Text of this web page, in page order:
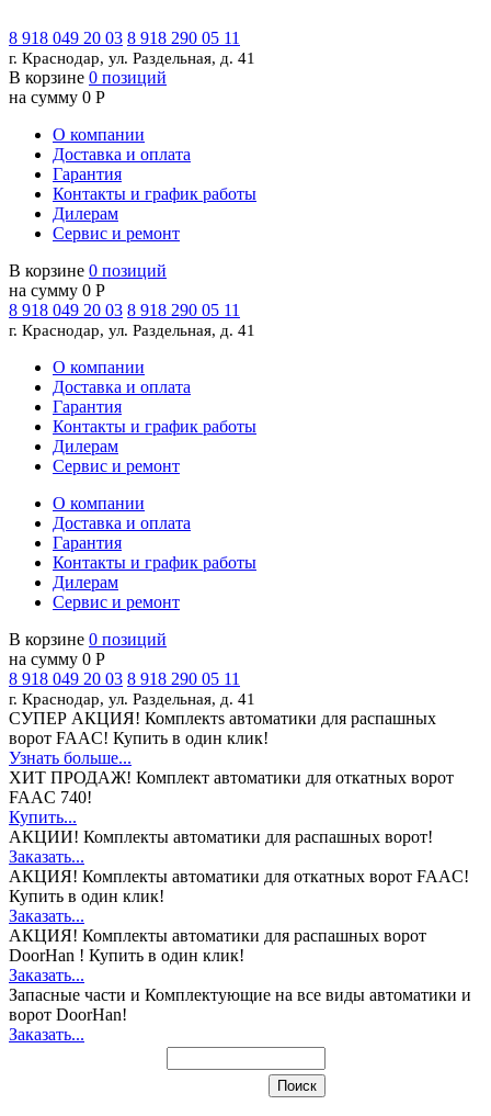
8 918 049 20 03 8 918 290 05 11
г. Краснодар, ул. Раздельная, д. 41
В корзине 0 позиций
на сумму 0 Р
О компании
Доставка и оплата
Гарантия
Контакты и график работы
Дилерам
Сервис и ремонт
В корзине 0 позиций
на сумму 0 Р
8 918 049 20 03 8 918 290 05 11
г. Краснодар, ул. Раздельная, д. 41
О компании
Доставка и оплата
Гарантия
Контакты и график работы
Дилерам
Сервис и ремонт
О компании
Доставка и оплата
Гарантия
Контакты и график работы
Дилерам
Сервис и ремонт
В корзине 0 позиций
на сумму 0 Р
8 918 049 20 03 8 918 290 05 11
г. Краснодар, ул. Раздельная, д. 41
СУПЕР АКЦИЯ! Комплектs автоматики для распашных
ворот FAAC! Купить в один клик!
Узнать больше...
ХИТ ПРОДАЖ! Комплект автоматики для откатных ворот
FAAC 740!
Купить...
АКЦИИ! Комплекты автоматики для распашных ворот!
Заказать...
АКЦИЯ! Комплекты автоматики для откатных ворот FAAC!
Купить в один клик!
Заказать...
АКЦИЯ! Комплекты автоматики для распашных ворот
DoorHan ! Купить в один клик!
Заказать...
Запасные части и Комплектующие на все виды автоматики и
ворот DoorHan!
Заказать...